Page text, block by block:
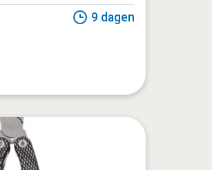
9 dagen